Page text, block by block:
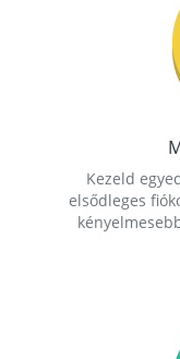
Kezeld
elsődleges